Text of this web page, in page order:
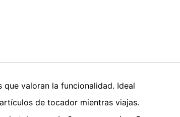
valoran la funcionalidad. Ideal
de tocador mientras viajas.